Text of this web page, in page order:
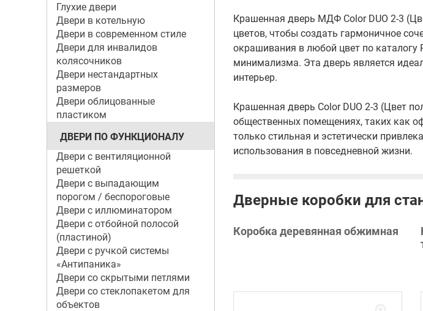
Глухие двери
Двери в котельную
Двери в современном стиле
Двери для инвалидов
колясочников
Двери нестандартных
размеров
Двери облицованные
пластиком
ДВЕРИ ПО ФУНКЦИОНАЛУ
Двери с вентиляционной
решеткой
Двери с выпадающим
порогом / беспороговые
Двери с иллюминатором
Двери с отбойной полосой
(пластиной)
Двери с ручкой системы
«Антипаника»
Двери со скрытыми петлями
Двери со стеклопакетом для
объектов
Крашенная дверь МДФ Color DUO 2-3
цветов, чтобы создать гармоничное
окрашивания в любой цвет по каталогу
минимализма. Эта дверь является
интерьер.
Крашенная дверь Color DUO 2-3 (Цвет
общественных помещениях, таких как
только стильная и эстетически
использования в повседневной жизни.
Дверные коробки для
Коробка деревянная обжимная